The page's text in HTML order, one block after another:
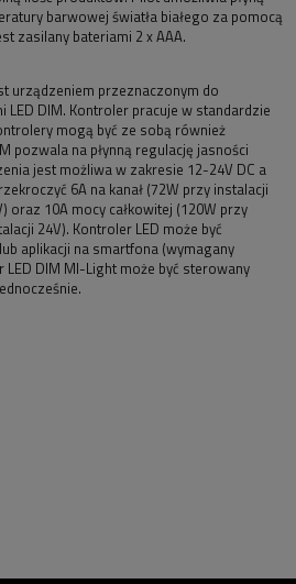
barwowej światła białego za pomocą
zasilany bateriami 2 x AAA.
urządzeniem przeznaczonym do
LED DIM. Kontroler pracuje w standardzie
mogą być ze sobą również
pozwala na płynną regulację jasności
jest możliwa w zakresie 12-24V DC a
6A na kanał (72W przy instalacji
oraz 10A mocy całkowitej (120W przy
24V). Kontroler LED może być
aplikacji na smartfona (wymagany
DIM MI-Light może być sterowany